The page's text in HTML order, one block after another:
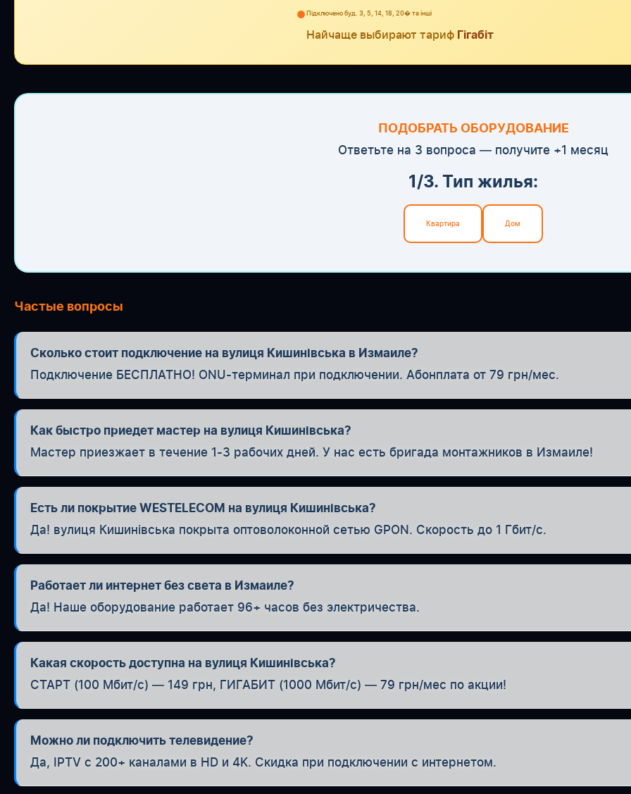
●Підключено буд. 3, 5, 14, 18, 20� та інші
Найчаще выбирают тариф Гігабіт
ПОДОБРАТЬ ОБОРУДОВАНИЕ
Ответьте на 3 вопроса — получите +1 месяц
1/3. Тип жилья:
Квартира Дом
Частые вопросы
Сколько стоит подключение на вулиця Кишинівська в Измаиле?
Подключение БЕСПЛАТНО! ONU-терминал при подключении. Абонплата от 79 грн/мес.
Как быстро приедет мастер на вулиця Кишинівська?
Мастер приезжает в течение 1-3 рабочих дней. У нас есть бригада монтажников в Измаиле!
Есть ли покрытие WESTELECOM на вулиця Кишинівська?
Да! вулиця Кишинівська покрыта оптоволоконной сетью GPON. Скорость до 1 Гбит/с.
Работает ли интернет без света в Измаиле?
Да! Наше оборудование работает 96+ часов без электричества.
Какая скорость доступна на вулиця Кишинівська?
СТАРТ (100 Мбит/с) — 149 грн, ГИГАБИТ (1000 Мбит/с) — 79 грн/мес по акции!
Можно ли подключить телевидение?
Да, IPTV с 200+ каналами в HD и 4K. Скидка при подключении с интернетом.